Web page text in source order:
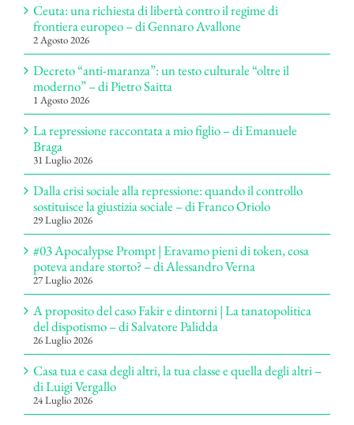
Ceuta: una richiesta di libertà contro il regime di
frontiera europeo – di Gennaro Avallone
2 Agosto 2026
Decreto “anti-maranza”: un testo culturale “oltre il
moderno” – di Pietro Saitta
1 Agosto 2026
La repressione raccontata a mio figlio – di Emanuele
Braga
31 Luglio 2026
Dalla crisi sociale alla repressione: quando il controllo
sostituisce la giustizia sociale – di Franco Oriolo
29 Luglio 2026
#03 Apocalypse Prompt | Eravamo pieni di token, cosa
poteva andare storto? – di Alessandro Verna
27 Luglio 2026
A proposito del caso Fakir e dintorni | La tanatopolitica
del dispotismo – di Salvatore Palidda
26 Luglio 2026
Casa tua e casa degli altri, la tua classe e quella degli altri –
di Luigi Vergallo
24 Luglio 2026